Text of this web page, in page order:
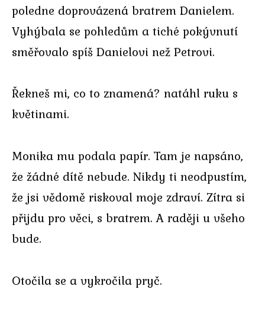
poledne doprovázená bratrem Danielem.
Vyhýbala se pohledům a tiché pokývnutí
směřovalo spíš Danielovi než Petrovi.
Řekneš mi, co to znamená? natáhl ruku s
květinami.
Monika mu podala papír. Tam je napsáno,
že žádné dítě nebude. Nikdy ti neodpustím,
že jsi vědomě riskoval moje zdraví. Zítra si
přijdu pro věci, s bratrem. A raději u všeho
bude.
Otočila se a vykročila pryč.